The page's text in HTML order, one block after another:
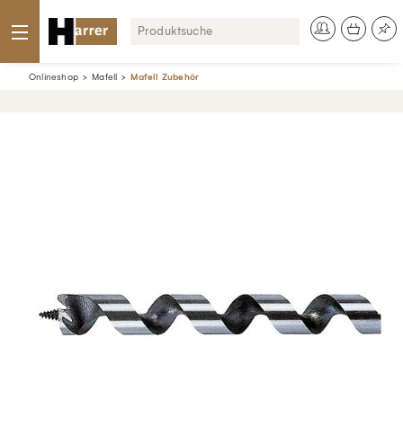
Onlineshop Mafell Mafell Zubehör